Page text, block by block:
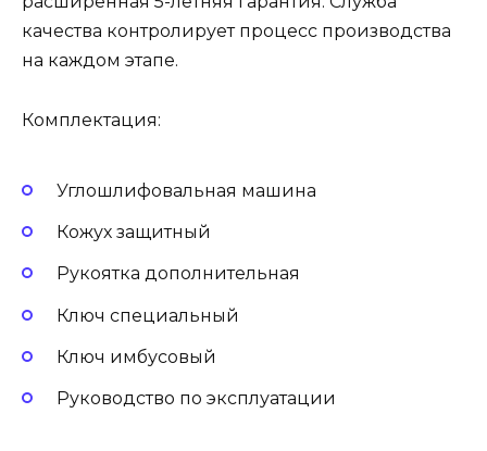
качества контролирует процесс производства
на каждом этапе.
Комплектация:
Углошлифовальная машина
Кожух защитный
Рукоятка дополнительная
Ключ специальный
Ключ имбусовый
Руководство по эксплуатации